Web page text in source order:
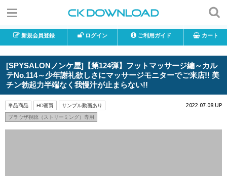
新規会員登録 ログイン ご利用ガイド カート
[SPYSALONノンケ屋]【第124弾】フットマッサージ編～カル
テNo.114～少年謝礼欲しさにマッサージモニターでご来店!! 美
チン勃起力半端なく我慢汁が止まらない!!
単品商品 HD画質 サンプル動画あり
ブラウザ視聴（ストリーミング）専用
2022.07.08 UP